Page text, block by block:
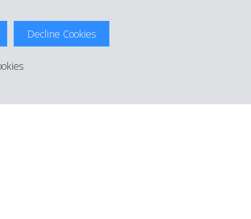
Decline Cookies
Hertz System, Inc.
| Conditions d'utilisation du site